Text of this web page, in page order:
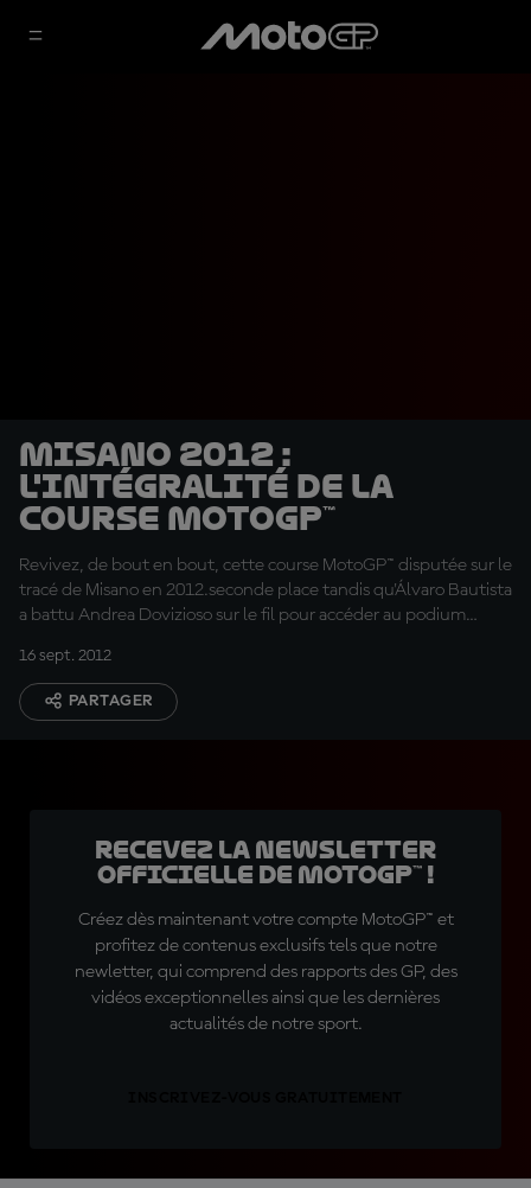
Misano 2012 :
L'intégralité de la
course MotoGP™
Revivez, de bout en bout, cette course MotoGP™ disputée sur le
tracé de Misano en 2012.seconde place tandis qu'Álvaro Bautista
a battu Andrea Dovizioso sur le fil pour accéder au podium
16 sept. 2012
PARTAGER
Recevez la Newsletter
officielle de MotoGP™ !
Créez dès maintenant votre compte MotoGP™ et
profitez de contenus exclusifs tels que notre
newletter, qui comprend des rapports des GP, des
vidéos exceptionnelles ainsi que les dernières
actualités de notre sport.